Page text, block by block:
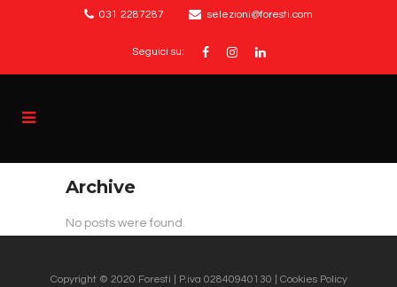
031 2287287 selezioni@foresti.com
Seguici su:
Archive
No posts were found.
Copyright © 2020 Foresti | P.iva 02840940130 | Cookies Policy